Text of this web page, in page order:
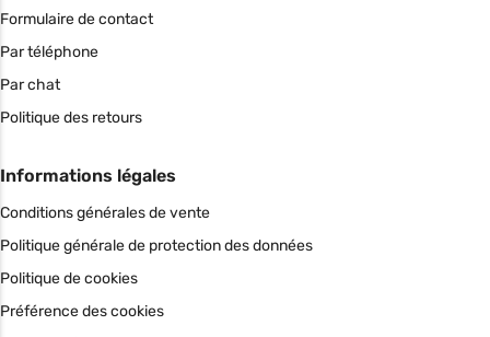
Formulaire de contact
Par téléphone
Par chat
Politique des retours
Informations légales
Conditions générales de vente
Politique générale de protection des données
Politique de cookies
Préférence des cookies